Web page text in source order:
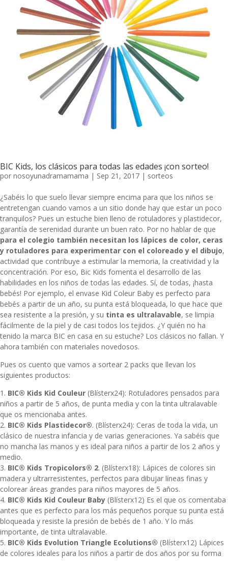
BIC Kids, los clásicos para todas las edades ¡con sorteo!
por nosoyunadramamama | Sep 21, 2017 | sorteos
¿Sabéis lo que suelo llevar siempre encima para que los niños se
entretengan cuando vamos a un sitio donde hay que estar un poco
tranquilos? Pues un estuche bien lleno de rotuladores y plastidecor,
garantía de serenidad durante un buen rato. Por no hablar de que
para el colegio también necesitan los lápices de color, ceras
y rotuladores para experimentar con el coloreado y el dibujo,
actividad que contribuye a estimular la memoria, la creatividad y la
concentración. Por eso, Bic Kids fomenta el desarrollo de las
habilidades en los niños de todas las edades. Sí, de todas, ¡hasta
bebés! Por ejemplo, el envase Kid Coleur Baby es perfecto para
bebés a partir de un año, su punta está bloqueada, lo que hace que
sea resistente a la presión, y su tinta es ultralavable, se limpia
fácilmente de la piel y de casi todos los tejidos. ¿Y quién no ha
tenido la marca BIC en casa en su estuche? Los clásicos no fallan. Y
ahora también con materiales novedosos.
Pues os cuento que vamos a sortear 2 packs que llevan los
siguientes productos:
1. BIC® Kids Kid Couleur (Blísterx24): Rotuladores pensados para
niños a partir de 5 años, de punta media y con la tinta ultralavable
que os mencionaba antes.
2. BIC® Kids Plastidecor®. (Blísterx24): Ceras de toda la vida, un
clásico de nuestra infancia y de varias generaciones. Ya sabéis que
no mancha las manos y es ideal para niños a partir de los 2 años y
medio.
3. BIC® Kids Tropicolors® 2. (Blísterx18): Lápices de colores sin
madera y ultrarresistentes, perfectos para dibujar líneas finas y
colorear áreas grandes para niños mayores de 5 años.
4. BIC® Kids Kid Couleur Baby (Blísterx12) Es el que os comentaba
antes que es perfecto para los más pequeños porque su punta está
bloqueada y resiste la presión de bebés de 1 año. Y lo más
importante, de tinta ultralavable.
5. BIC® Kids Evolution Triangle Ecolutions® (Blísterx12) Lápices
de colores ideales para los niños a partir de dos años por su forma